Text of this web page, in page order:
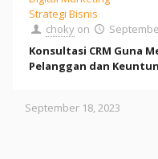
Strategi Bisnis
choky on
Konsultasi CRM Guna
Pelanggan dan
September 18, 2023